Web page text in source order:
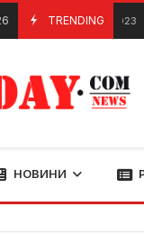
TRENDING
28 Грудня, 2023
НОВИНИ